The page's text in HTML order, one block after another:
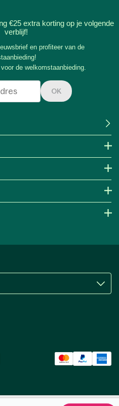
€25 extra korting op je volgende
verblijf!
en profiteer van de
voor de welkomstaanbieding.
OK